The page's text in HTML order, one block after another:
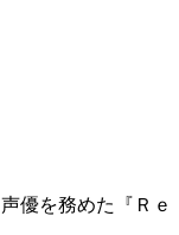
声優を務めた『Ｒｅ